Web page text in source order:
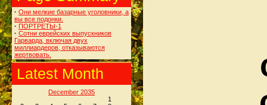
· Они мелкие базарные уголовники, а
вы все подонки.
· ПОРТРЕТЫ-1
· Сотни еврейских выпускников
Гарварда, включая двух
миллиардеров, отказываются
жертвовать.
Latest Month
December 2035
1